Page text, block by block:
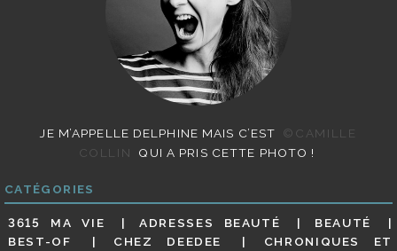
JE M’APPELLE DELPHINE MAIS C’EST
©CAMILLE
COLLIN
QUI A PRIS CETTE PHOTO !
CATÉGORIES
3615 MA VIE ADRESSES BEAUTÉ
BEAUTÉ
BEST-OF
CHEZ DEEDEE
CHRONIQUES ET